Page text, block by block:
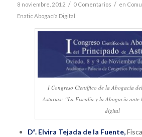
8 noviembre, 2012 / 0 Comentarios / en
Enatic Abogacía Digital
I Congreso Científico de la Abogacía
Asturias: “La Fiscalía y la Abogacía ante
digital
Dª. Elvira Tejada de la Fuente,